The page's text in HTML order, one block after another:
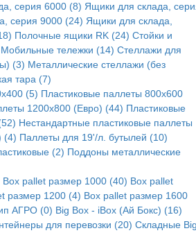
серия 6000 (8) Ящики для склада,
серия 9000 (24) Ящики для склада,
Полочные ящики RK (24) Стойки и
Мобильные тележки (14) Стеллажи для
(3) Металлические стеллажи (без
тара (7)
(5) Пластиковые паллеты 800x600
1200x800 (Евро) (44) Пластиковые
Нестандартные пластиковые паллеты
(4) Паллеты для 19'/л. бутылей (10)
(2) Поддоны металлические
Box pallet размер 1000 (40) Box pallet
размер 1200 (4) Box pallet размер 1600
АГРО (0) Big Box - iBox (Ай Бокс) (16)
для перевозки (20) Складные